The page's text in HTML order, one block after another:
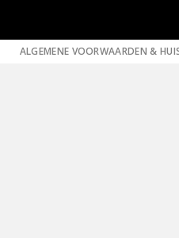
ALGEMENE VOORWAARDEN &